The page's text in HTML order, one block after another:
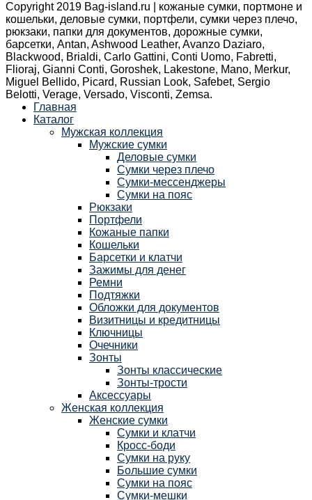
Copyright 2019 Bag-island.ru | кожаные сумки, портмоне и
кошельки, деловые сумки, портфели, сумки через плечо,
рюкзаки, папки для документов, дорожные сумки,
барсетки, Antan, Ashwood Leather, Avanzo Daziaro,
Blackwood, Brialdi, Carlo Gattini, Conti Uomo, Fabretti,
Flioraj, Gianni Conti, Goroshek, Lakestone, Mano, Merkur,
Miguel Bellido, Picard, Russian Look, Safebet, Sergio
Belotti, Verage, Versado, Visconti, Zemsa.
Главная
Каталог
Мужская коллекция
Мужские сумки
Деловые сумки
Сумки через плечо
Сумки-мессенджеры
Сумки на пояс
Рюкзаки
Портфели
Кожаные папки
Кошельки
Барсетки и клатчи
Зажимы для денег
Ремни
Подтяжки
Обложки для документов
Визитницы и кредитницы
Ключницы
Очечники
Зонты
Зонты классические
Зонты-трости
Аксессуары
Женская коллекция
Женские сумки
Сумки и клатчи
Кросс-боди
Сумки на руку
Большие сумки
Сумки на пояс
Сумки-мешки